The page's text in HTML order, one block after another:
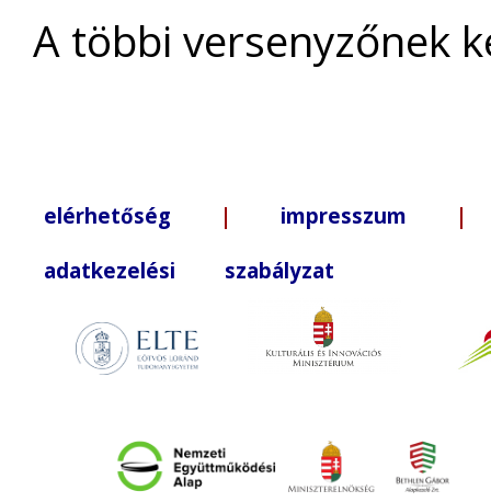
A többi versenyzőnek
elérhetőség | impresszum |
adatkezelési szabályzat